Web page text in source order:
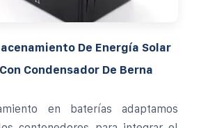
De Energía Solar
Condensador De Berna
en baterías adaptamos